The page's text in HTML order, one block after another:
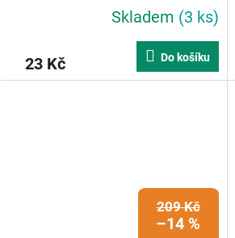
Skladem (3 ks)
23 Kč Do košíku
209 Kč
–14 %